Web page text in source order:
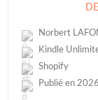
Norbert
Kindle
Shopify
Publié en 2026